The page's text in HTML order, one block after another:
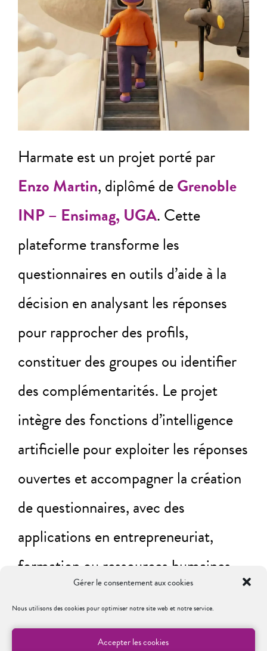
Gérer le consentement aux cookies
Nous utilisons des cookies pour optimiser notre site web et notre service.
Accepter les cookies
Harmate est un projet porté par
Enzo Martin, diplômé deGrenoble
INP – Ensimag, UGA. Cette
plateforme transforme les
questionnaires en outils d’aide à la
décision en analysant les réponses
pour rapprocher des profils,
constituer des groupes ou identifier
des complémentarités. Le projet
intègre des fonctions d’intelligence
artificielle pour exploiter les réponses
ouvertes et accompagner la création
de questionnaires, avec des
applications en entrepreneuriat,
formation ou ressources humaines.
En savoir plus